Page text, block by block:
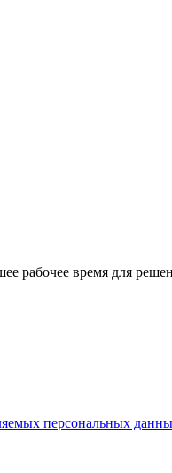
рабочее время для
персональных